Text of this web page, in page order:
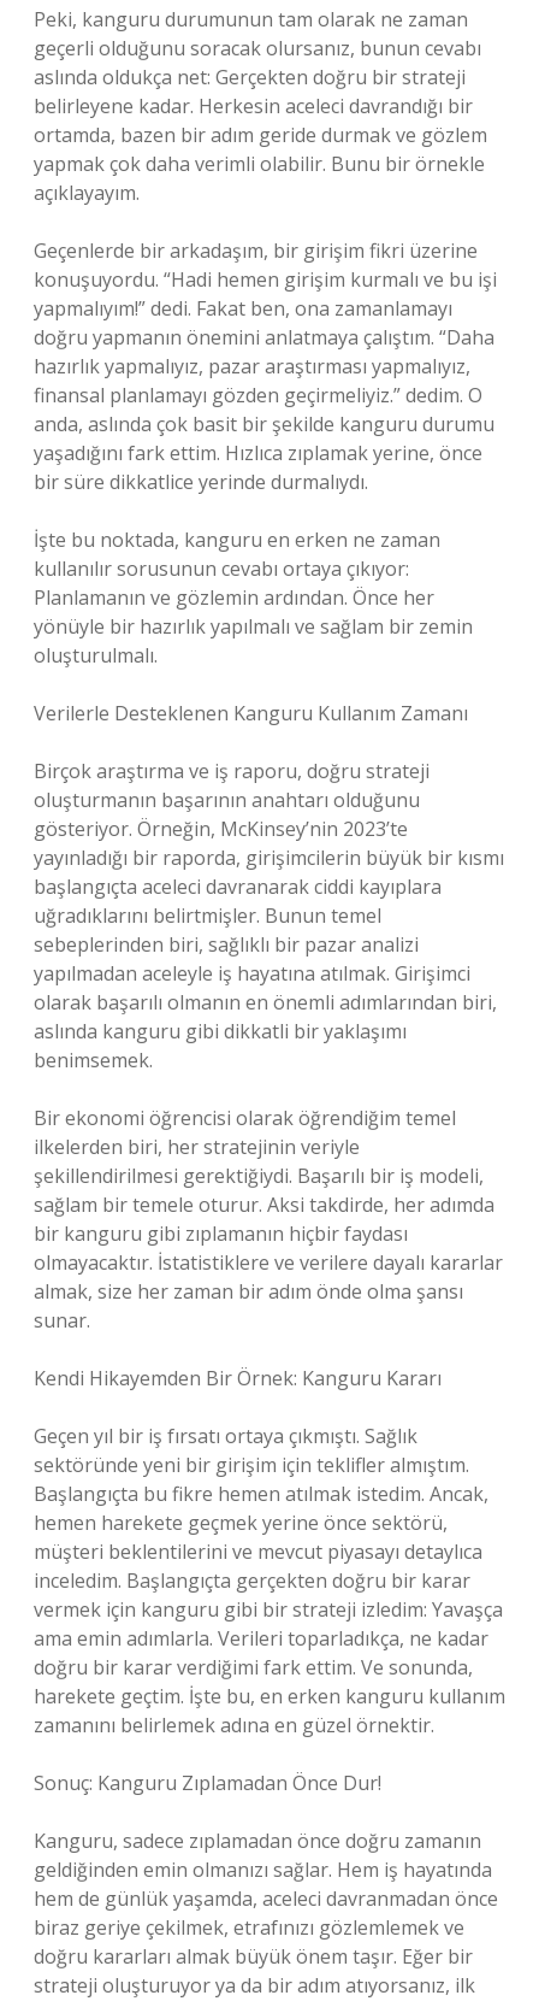
Peki, kanguru durumunun tam olarak ne zaman
geçerli olduğunu soracak olursanız, bunun cevabı
aslında oldukça net: Gerçekten doğru bir strateji
belirleyene kadar. Herkesin aceleci davrandığı bir
ortamda, bazen bir adım geride durmak ve gözlem
yapmak çok daha verimli olabilir. Bunu bir örnekle
açıklayayım.
Geçenlerde bir arkadaşım, bir girişim fikri üzerine
konuşuyordu. “Hadi hemen girişim kurmalı ve bu işi
yapmalıyım!” dedi. Fakat ben, ona zamanlamayı
doğru yapmanın önemini anlatmaya çalıştım. “Daha
hazırlık yapmalıyız, pazar araştırması yapmalıyız,
finansal planlamayı gözden geçirmeliyiz.” dedim. O
anda, aslında çok basit bir şekilde kanguru durumu
yaşadığını fark ettim. Hızlıca zıplamak yerine, önce
bir süre dikkatlice yerinde durmalıydı.
İşte bu noktada, kanguru en erken ne zaman
kullanılır sorusunun cevabı ortaya çıkıyor:
Planlamanın ve gözlemin ardından. Önce her
yönüyle bir hazırlık yapılmalı ve sağlam bir zemin
oluşturulmalı.
Verilerle Desteklenen Kanguru Kullanım Zamanı
Birçok araştırma ve iş raporu, doğru strateji
oluşturmanın başarının anahtarı olduğunu
gösteriyor. Örneğin, McKinsey’nin 2023’te
yayınladığı bir raporda, girişimcilerin büyük bir kısmı
başlangıçta aceleci davranarak ciddi kayıplara
uğradıklarını belirtmişler. Bunun temel
sebeplerinden biri, sağlıklı bir pazar analizi
yapılmadan aceleyle iş hayatına atılmak. Girişimci
olarak başarılı olmanın en önemli adımlarından biri,
aslında kanguru gibi dikkatli bir yaklaşımı
benimsemek.
Bir ekonomi öğrencisi olarak öğrendiğim temel
ilkelerden biri, her stratejinin veriyle
şekillendirilmesi gerektiğiydi. Başarılı bir iş modeli,
sağlam bir temele oturur. Aksi takdirde, her adımda
bir kanguru gibi zıplamanın hiçbir faydası
olmayacaktır. İstatistiklere ve verilere dayalı kararlar
almak, size her zaman bir adım önde olma şansı
sunar.
Kendi Hikayemden Bir Örnek: Kanguru Kararı
Geçen yıl bir iş fırsatı ortaya çıkmıştı. Sağlık
sektöründe yeni bir girişim için teklifler almıştım.
Başlangıçta bu fikre hemen atılmak istedim. Ancak,
hemen harekete geçmek yerine önce sektörü,
müşteri beklentilerini ve mevcut piyasayı detaylıca
inceledim. Başlangıçta gerçekten doğru bir karar
vermek için kanguru gibi bir strateji izledim: Yavaşça
ama emin adımlarla. Verileri toparladıkça, ne kadar
doğru bir karar verdiğimi fark ettim. Ve sonunda,
harekete geçtim. İşte bu, en erken kanguru kullanım
zamanını belirlemek adına en güzel örnektir.
Sonuç: Kanguru Zıplamadan Önce Dur!
Kanguru, sadece zıplamadan önce doğru zamanın
geldiğinden emin olmanızı sağlar. Hem iş hayatında
hem de günlük yaşamda, aceleci davranmadan önce
biraz geriye çekilmek, etrafınızı gözlemlemek ve
doğru kararları almak büyük önem taşır. Eğer bir
strateji oluşturuyor ya da bir adım atıyorsanız, ilk